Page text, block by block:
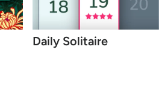
Daily Solitaire